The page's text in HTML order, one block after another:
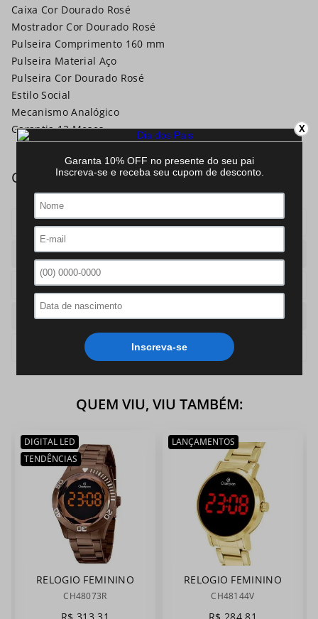
Caixa Cor Dourado Rosé
Mostrador Cor Dourado Rosé
Pulseira Comprimento 160 mm
Pulseira Material Aço
Pulseira Cor Dourado Rosé
Estilo Social
Mecanismo Analógico
Garantia 12 Meses
Mecanismo Analogico
Caixa Redonda
Pulseira Aco
Cor Rose
Rose
QUEM VIU, VIU TAMBÉM:
DIGITAL LED
TENDÊNCIAS
RELOGIO FEMININO
CHAMPION
CH48073R
LANÇAMENTOS
RELOGIO FEMININO
CHAMPION
CH48144V
X